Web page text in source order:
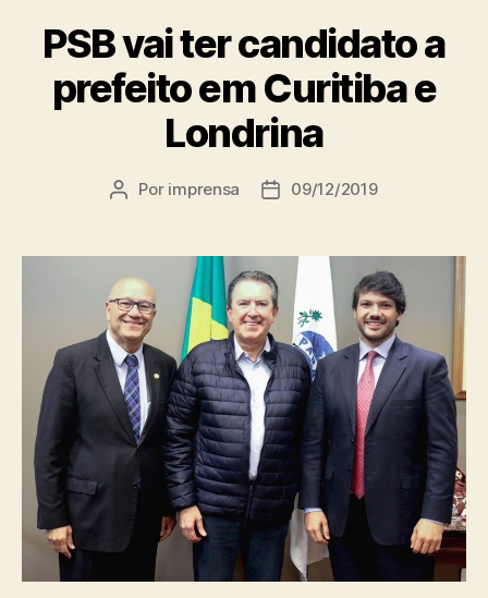
PSB vai ter candidato a
prefeito em Curitiba e
Londrina
Autor
Por imprensa
Data09/12/2019